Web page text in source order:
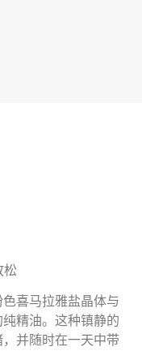
松
喜马拉雅盐晶体与
精油。这种镇静的
并随时在一天中带